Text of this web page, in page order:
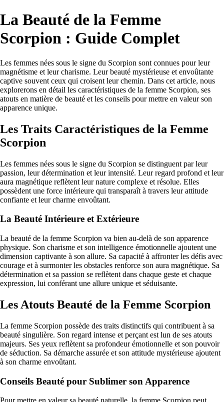
La Beauté de la Femme
Scorpion : Guide Complet
Les femmes nées sous le signe du Scorpion sont connues pour leur
magnétisme et leur charisme. Leur beauté mystérieuse et envoûtante
captive souvent ceux qui croisent leur chemin. Dans cet article, nous
explorerons en détail les caractéristiques de la femme Scorpion, ses
atouts en matière de beauté et les conseils pour mettre en valeur son
apparence unique.
Les Traits Caractéristiques de la Femme
Scorpion
Les femmes nées sous le signe du Scorpion se distinguent par leur
passion, leur détermination et leur intensité. Leur regard profond et leur
aura magnétique reflètent leur nature complexe et résolue. Elles
possèdent une force intérieure qui transparaît à travers leur attitude
confiante et leur charme envoûtant.
La Beauté Intérieure et Extérieure
La beauté de la femme Scorpion va bien au-delà de son apparence
physique. Son charisme et son intelligence émotionnelle ajoutent une
dimension captivante à son allure. Sa capacité à affronter les défis avec
courage et à surmonter les obstacles renforce son aura magnétique. Sa
détermination et sa passion se reflètent dans chaque geste et chaque
expression, lui conférant une allure unique et séduisante.
Les Atouts Beauté de la Femme Scorpion
La femme Scorpion possède des traits distinctifs qui contribuent à sa
beauté singulière. Son regard intense et perçant est lun de ses atouts
majeurs. Ses yeux reflètent sa profondeur émotionnelle et son pouvoir
de séduction. Sa démarche assurée et son attitude mystérieuse ajoutent
à son charme envoûtant.
Conseils Beauté pour Sublimer son Apparence